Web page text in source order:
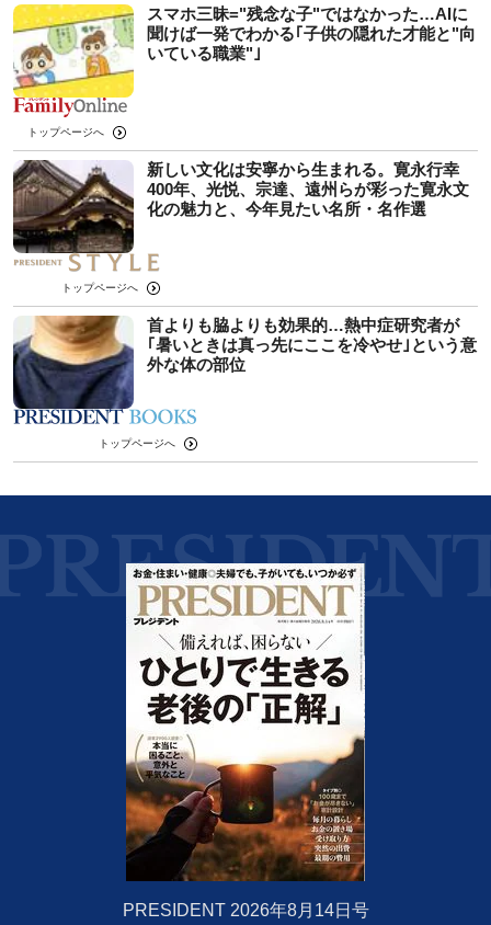
スマホ三昧="残念な子"ではなかった…AIに
聞けば一発でわかる｢子供の隠れた才能と"向
いている職業"｣
トップページへ
新しい文化は安寧から生まれる。寛永行幸
400年、光悦、宗達、遠州らが彩った寛永文
化の魅力と、今年見たい名所・名作選
トップページへ
首よりも脇よりも効果的…熱中症研究者が
｢暑いときは真っ先にここを冷やせ｣という意
外な体の部位
トップページへ
PRESIDENT 2026年8月14日号